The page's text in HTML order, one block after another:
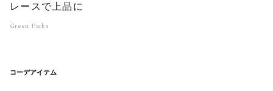
レースで上品に
Green Parks
コーデアイテム